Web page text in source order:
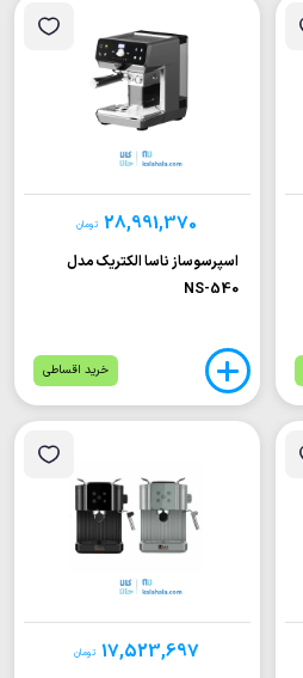
28,991,370 تومان
اسپرسوساز ناسا الکتریک مدل
NS-540
خرید اقساطی
17,523,697 تومان